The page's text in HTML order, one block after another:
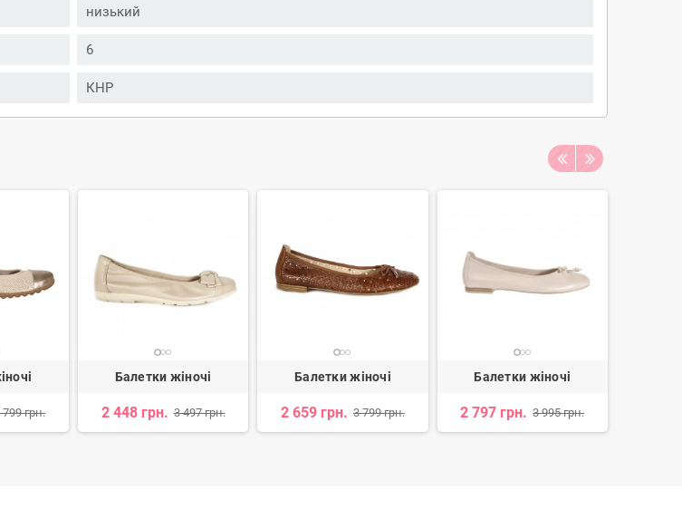
низький
6
КНР
799 грн.
Балетки жіночі
2 448 грн. 3 497 грн.
Балетки жіночі
2 659 грн. 3 799 грн.
Балетки жіночі
2 797 грн. 3 995 грн.